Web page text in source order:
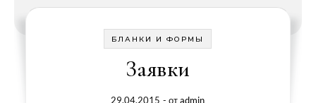
БЛАНКИ И ФОРМЫ
Заявки
29.04.2015 - отadmin